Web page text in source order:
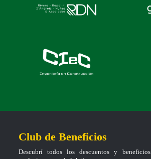
Club de Beneficios
Descubrí todos los descuentos y beneficios